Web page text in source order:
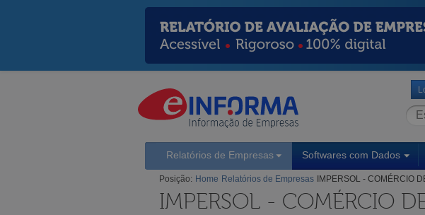
Relatórios de Empresas Softwares com Dados
Posição: Home Relatórios de Empresas IMPERSOL - COMÉRCIO
IMPERSOL - COMÉRCIO